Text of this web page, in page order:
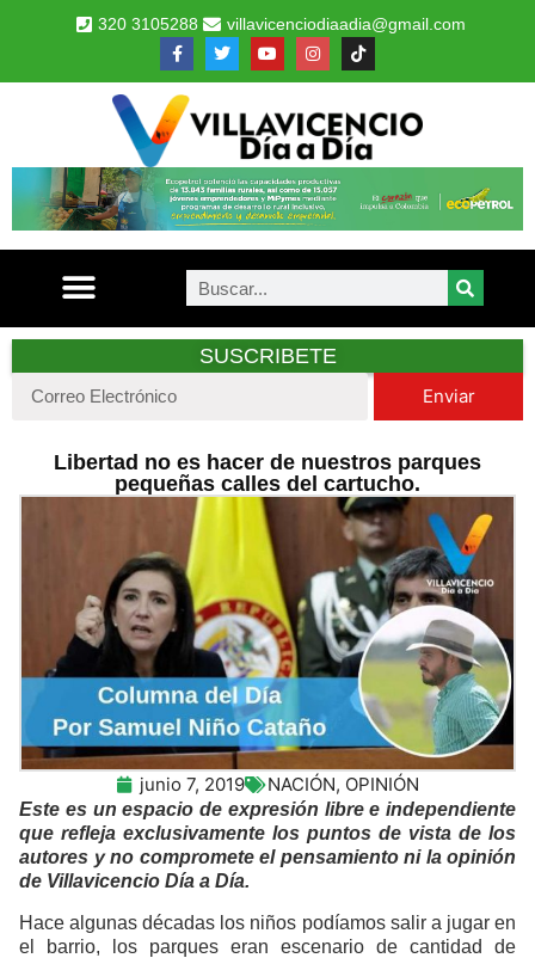
320 3105288 villavicenciodiaadia@gmail.com
SUSCRIBETE
Enviar
Libertad no es hacer de nuestros parques
pequeñas calles del cartucho.
junio 7, 2019 NACIÓN, OPINIÓN
Este es un espacio de expresión libre e independiente
que refleja exclusivamente los puntos de vista de los
autores y no compromete el pensamiento ni la opinión
de Villavicencio Día a Día.
Hace algunas décadas los niños podíamos salir a jugar en
el barrio, los parques eran escenario de cantidad de